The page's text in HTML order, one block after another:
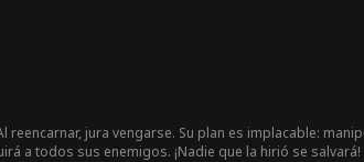
jura vengarse. Su plan es implacable:
a todos sus enemigos. ¡Nadie que la hirió se salvará!